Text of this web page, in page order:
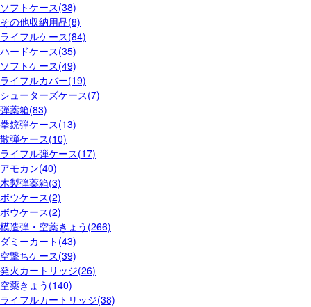
ソフトケース(38)
その他収納用品(8)
ライフルケース(84)
ハードケース(35)
ソフトケース(49)
ライフルカバー(19)
シューターズケース(7)
弾薬箱(83)
拳銃弾ケース(13)
散弾ケース(10)
ライフル弾ケース(17)
アモカン(40)
木製弾薬箱(3)
ボウケース(2)
ボウケース(2)
模造弾・空薬きょう(266)
ダミーカート(43)
空撃ちケース(39)
発火カートリッジ(26)
空薬きょう(140)
ライフルカートリッジ(38)